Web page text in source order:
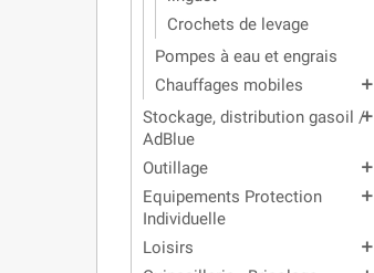
Crochets de levage
Pompes à eau et engrais
Chauffages mobiles
add
Stockage, distribution gasoil /
AdBlue
add
Outillage add
Equipements Protection
Individuelle
add
Loisirs add